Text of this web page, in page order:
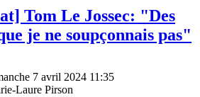
Tom Le Jossec: "Des
je ne soupçonnais pas"
7 avril 2024 11:35
Laure Pirson